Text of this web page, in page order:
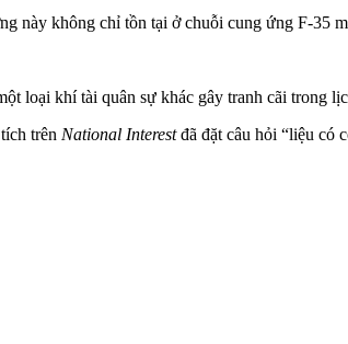
này không chỉ tồn tại ở chuỗi cung ứng F-35
loại khí tài quân sự khác gây tranh cãi trong
trên National Interestđã đặt câu hỏi “liệu có